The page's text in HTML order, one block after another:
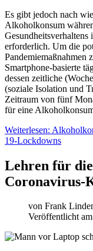
Es gibt jedoch nach
Alkoholkonsum
erforderlich. Um die
Pandemiemaßnahmen
Smartphone-basierte
dessen zeitliche
(soziale Isolation und
Zeitraum von fünf
für eine
Weiterlesen:
19-Lockdowns
Lehren für
Coronavirus-
von Frank
Veröffentlicht